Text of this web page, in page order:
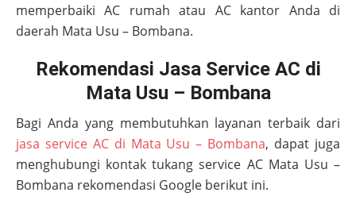
memperbaiki AC rumah atau AC kantor Anda di
daerah Mata Usu – Bombana.
Rekomendasi Jasa Service AC di
Mata Usu – Bombana
Bagi Anda yang membutuhkan layanan terbaik dari
jasa service AC di Mata Usu – Bombana, dapat juga
menghubungi kontak tukang service AC Mata Usu –
Bombana rekomendasi Google berikut ini.